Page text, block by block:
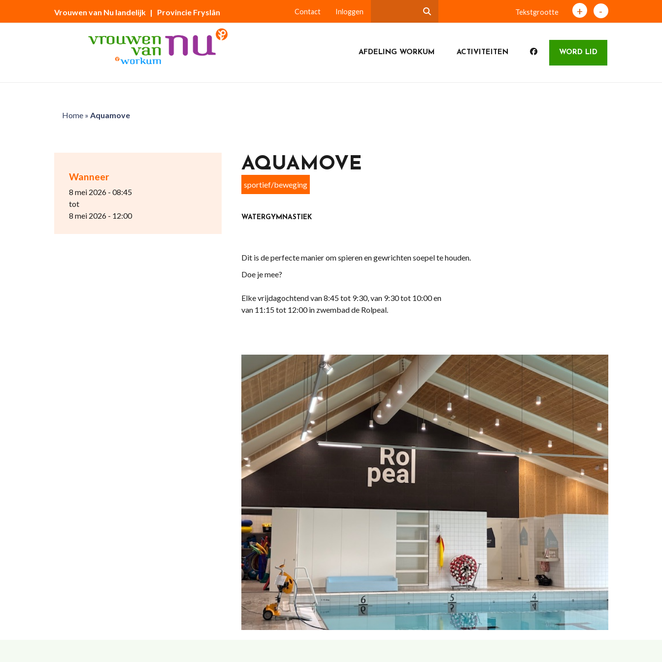
Vrouwen van Nu landelijk | Provincie Fryslân Contact Inloggen Tekstgrootte + -
AFDELING WORKUM ACTIVITEITEN WORD LID
Home» Aquamove
Wanneer
8 mei 2026 - 08:45
tot
8 mei 2026 - 12:00
AQUAMOVE
sportief/beweging
WATERGYMNASTIEK
Dit is de perfecte manier om spieren en gewrichten soepel te houden.
Doe je mee?
Elke vrijdagochtend van 8:45 tot 9:30, van 9:30 tot 10:00 en
van 11:15 tot 12:00 in zwembad de Rolpeal.